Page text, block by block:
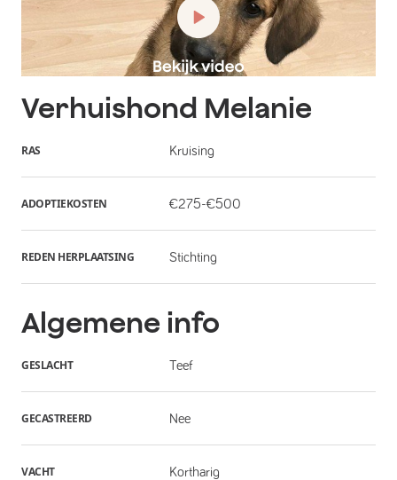
Verhuishond Melanie
RAS Kruising
ADOPTIEKOSTEN €275-€500
REDEN HERPLAATSING Stichting
Algemene info
GESLACHT Teef
GECASTREERD Nee
VACHT Kortharig